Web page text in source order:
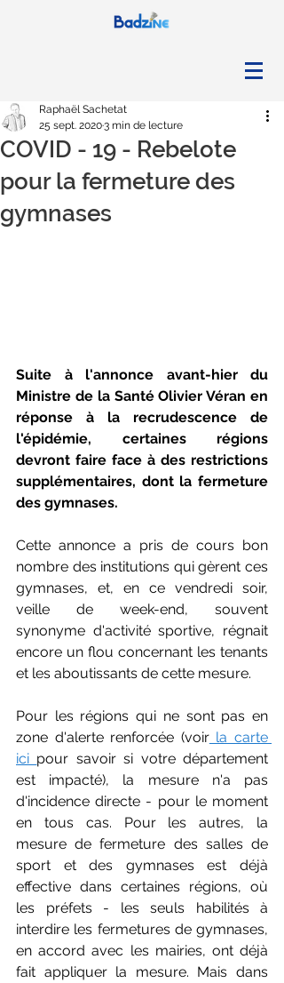
COVID - 19 - Rebelote
pour la fermeture des
gymnases
Raphaël Sachetat
25 sept. 20203 min de lecture
Suite à l'annonce avant-hier du
Ministre de la Santé Olivier Véran en
réponse à la recrudescence de
l'épidémie, certaines régions
devront faire face à des restrictions
supplémentaires, dont la fermeture
des gymnases.
Cette annonce a pris de cours bon
nombre des institutions qui gèrent ces
gymnases, et, en ce vendredi soir,
veille de week-end, souvent
synonyme d'activité sportive, régnait
encore un flou concernant les tenants
et les aboutissants de cette mesure.
Pour les régions qui ne sont pas en
zone d'alerte renforcée (voir la carte
ici pour savoir si votre département
est impacté), la mesure n'a pas
d'incidence directe - pour le moment
en tous cas. Pour les autres, la
mesure de fermeture des salles de
sport et des gymnases est déjà
effective dans certaines régions, où
les préfets - les seuls habilités à
interdire les fermetures de gymnases,
en accord avec les mairies, ont déjà
fait appliquer la mesure. Mais dans